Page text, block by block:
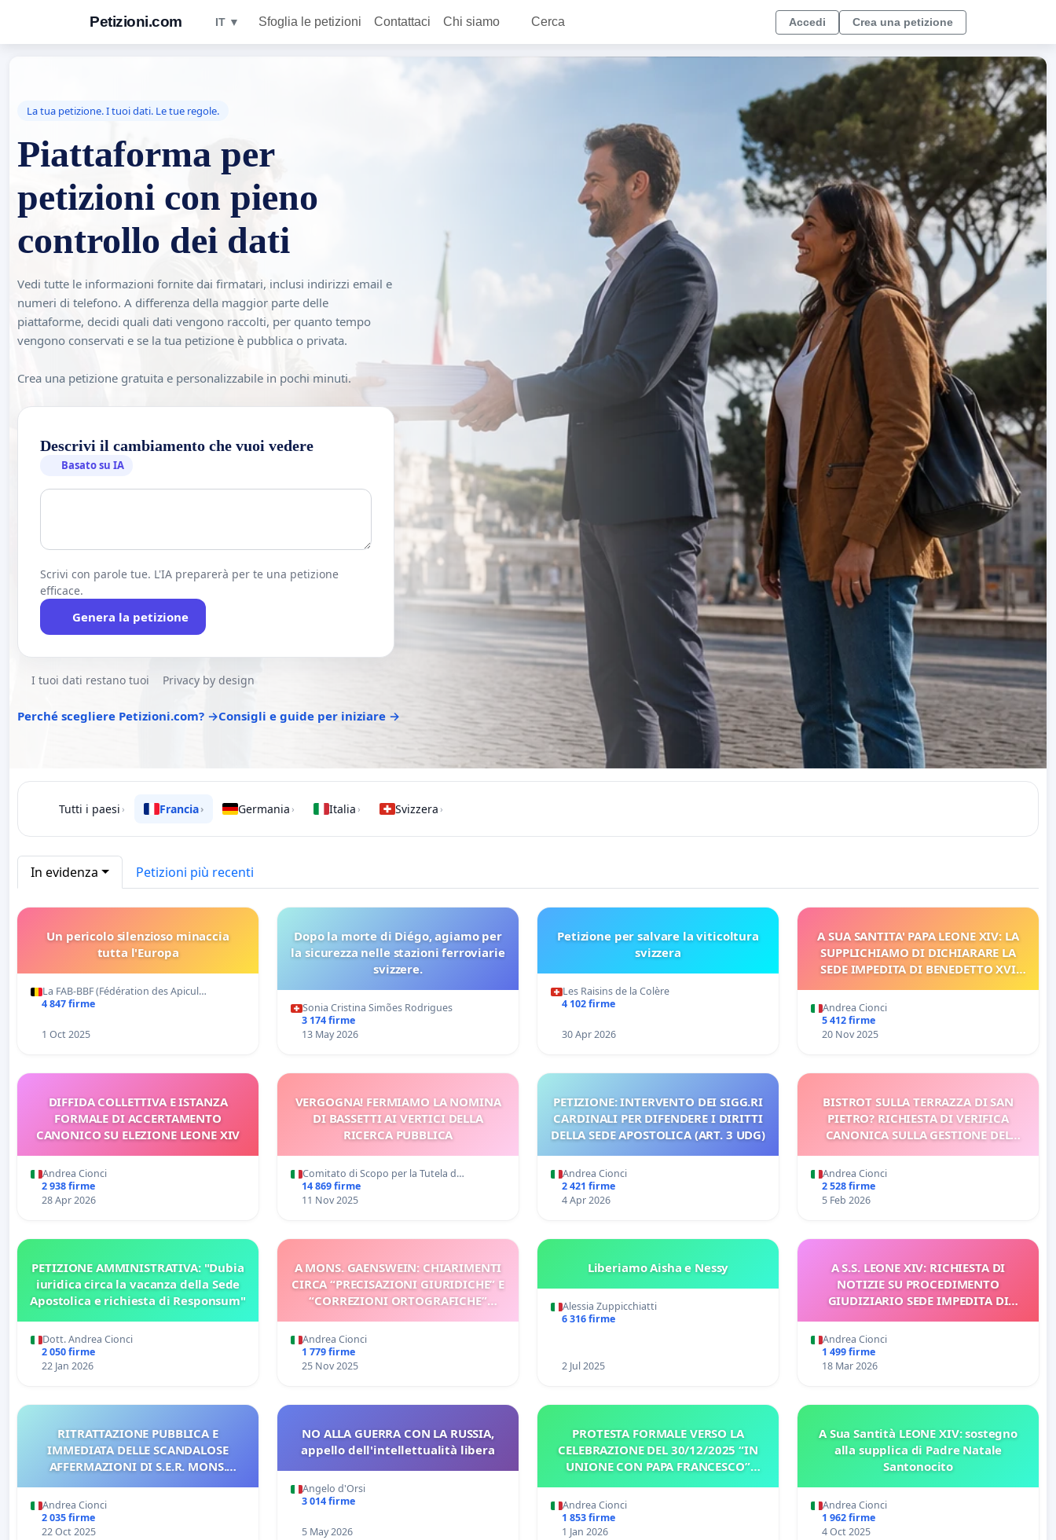
Petizioni.com IT ▼ Sfoglia le petizioni Contattaci Chi siamo Cerca Accedi Crea una petizione
La tua petizione. I tuoi dati. Le tue regole.
Piattaforma per
petizioni con pieno
controllo dei dati
Vedi tutte le informazioni fornite dai firmatari, inclusi indirizzi email e
numeri di telefono. A differenza della maggior parte delle
piattaforme, decidi quali dati vengono raccolti, per quanto tempo
vengono conservati e se la tua petizione è pubblica o privata.
Crea una petizione gratuita e personalizzabile in pochi minuti.
Descrivi il cambiamento che vuoi vedere
Basato su IA
Scrivi con parole tue. L'IA preparerà per te una petizione
efficace.
Genera la petizione
I tuoi dati restano tuoi Privacy by design
Perché scegliere Petizioni.com? →Consigli e guide per iniziare →
Tutti i paesi › Francia› Germania › Italia › Svizzera ›
In evidenza Petizioni più recenti
Un pericolo silenzioso minaccia
tutta l'Europa
La FAB-BBF (Fédération des Apicul…
4 847 firme
1 Oct 2025
Dopo la morte di Diégo, agiamo per
la sicurezza nelle stazioni ferroviarie
svizzere.
Sonia Cristina Simões Rodrigues
3 174 firme
13 May 2026
Petizione per salvare la viticoltura
svizzera
Les Raisins de la Colère
4 102 firme
30 Apr 2026
A SUA SANTITA' PAPA LEONE XIV: LA
SUPPLICHIAMO DI DICHIARARE LA
SEDE IMPEDITA DI BENEDETTO XVI
Andrea Cionci
5 412 firme
20 Nov 2025
DIFFIDA COLLETTIVA E ISTANZA
FORMALE DI ACCERTAMENTO
CANONICO SU ELEZIONE LEONE XIV
Andrea Cionci
2 938 firme
28 Apr 2026
VERGOGNA! FERMIAMO LA NOMINA
DI BASSETTI AI VERTICI DELLA
RICERCA PUBBLICA
Comitato di Scopo per la Tutela d…
14 869 firme
11 Nov 2025
PETIZIONE: INTERVENTO DEI SIGG.RI
CARDINALI PER DIFENDERE I DIRITTI
DELLA SEDE APOSTOLICA (ART. 3 UDG)
Andrea Cionci
2 421 firme
4 Apr 2026
BISTROT SULLA TERRAZZA DI SAN
PIETRO? RICHIESTA DI VERIFICA
CANONICA SULLA GESTIONE DEL
Andrea Cionci
2 528 firme
5 Feb 2026
PETIZIONE AMMINISTRATIVA: "Dubia
iuridica circa la vacanza della Sede
Apostolica e richiesta di Responsum"
Dott. Andrea Cionci
2 050 firme
22 Jan 2026
A MONS. GAENSWEIN: CHIARIMENTI
CIRCA “PRECISAZIONI GIURIDICHE” E
“CORREZIONI ORTOGRAFICHE”
DECLARATIO
Andrea Cionci
1 779 firme
25 Nov 2025
Liberiamo Aisha e Nessy
Alessia Zuppicchiatti
6 316 firme
2 Jul 2025
A S.S. LEONE XIV: RICHIESTA DI
NOTIZIE SU PROCEDIMENTO
GIUDIZIARIO SEDE IMPEDITA DI
Andrea Cionci
1 499 firme
18 Mar 2026
RITRATTAZIONE PUBBLICA E
IMMEDIATA DELLE SCANDALOSE
AFFERMAZIONI DI S.E.R. MONS.
Andrea Cionci
2 035 firme
22 Oct 2025
NO ALLA GUERRA CON LA RUSSIA,
appello dell'intellettualità libera
Angelo d'Orsi
3 014 firme
5 May 2026
PROTESTA FORMALE VERSO LA
CELEBRAZIONE DEL 30/12/2025 “IN
UNIONE CON PAPA FRANCESCO”
GERHARD MÜLLER
Andrea Cionci
1 853 firme
1 Jan 2026
A Sua Santità LEONE XIV: sostegno
alla supplica di Padre Natale
Santonocito
Andrea Cionci
1 962 firme
4 Oct 2025